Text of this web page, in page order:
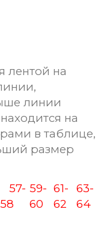
лентой на
линии
на
в таблице,
размер
57-
58
59-
60
61-
62
63-
64